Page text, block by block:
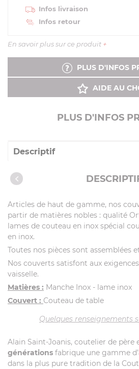
Infos livraison
Infos retour
En savoir plus sur ce produit +
PLUS D'INFOS
AIDE AU
PLUS D'INFOS
Descriptif
Caractéristiques
Articles de haut de gamme, nos
partir de matières nobles : qualité
lames de couteau en inox spécial
en inox.
Toutes nos pièces sont assemblées
Nos couverts satisfont aux
vaisselle.
Matières : Manche Inox - lame inox
Couvert : Couteau de table
Quelques renseignements
Alain Saint-Joanis, coutelier de père
générations fabrique une gamme
dans la plus pure tradition de la